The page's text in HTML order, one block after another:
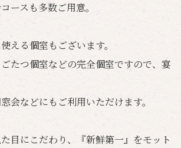
ースも多数ご用意。
える個室もございます。
たつ個室などの完全個室ですので、宴
会などにもご利用いただけます。
目にこだわり、『新鮮第一』をモット